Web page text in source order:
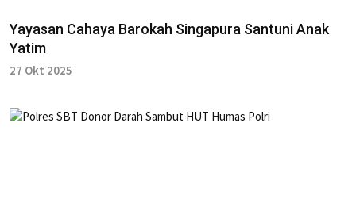
Yayasan Cahaya Barokah Singapura Santuni Anak
Yatim
27 Okt 2025